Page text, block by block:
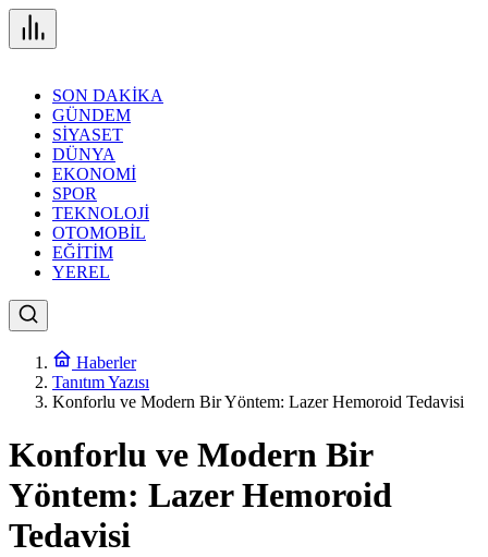
SON DAKİKA
GÜNDEM
SİYASET
DÜNYA
EKONOMİ
SPOR
TEKNOLOJİ
OTOMOBİL
EĞİTİM
YEREL
Haberler
Tanıtım Yazısı
Konforlu ve Modern Bir Yöntem: Lazer Hemoroid Tedavisi
Konforlu ve Modern Bir
Yöntem: Lazer Hemoroid
Tedavisi